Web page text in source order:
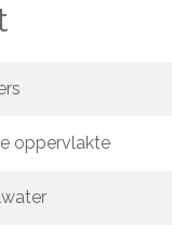
oppervlakte